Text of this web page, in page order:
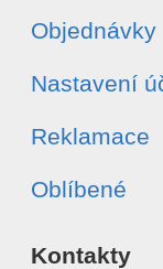
Objednávky
Nastavení
Reklamace
Oblíbené
Kontakty